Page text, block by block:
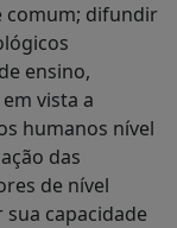
comum; difundir
ensino,
vista a
humanos nível
das
de nível
capacidade